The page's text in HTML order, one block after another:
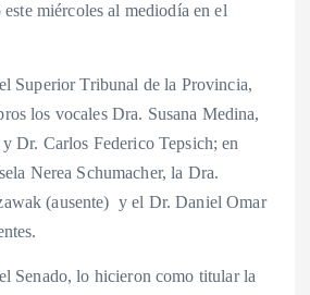
miércoles al mediodía en el
Superior Tribunal de la Provincia,
los vocales Dra. Susana Medina,
Dr. Carlos Federico Tepsich; en
Nerea Schumacher, la Dra.
(ausente) y el Dr. Daniel Omar
Senado, lo hicieron como titular la